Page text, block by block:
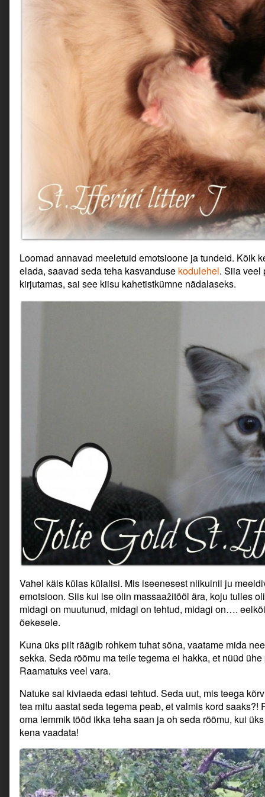
Loomad annavad meeletuid emotsioone ja tundeid. Kõik
elada, saavad seda teha kasvanduse kodulehel. Siia veel
kirjutamas, sai see kiisu kahetistkümne nädalaseks.
Vahel käis külas külalisi. Mis iseenesest niikuinii ju
emotsioon. Siis kui ise olin massaažitööl ära, koju tulles
midagi on muutunud, midagi on tehtud, midagi on….
õekesele.
Kuna üks pilt räägib rohkem tuhat sõna, vaatame mida
sekka. Seda rõõmu ma teile tegema ei hakka, et nüüd
Raamatuks veel vara.
Natuke sai kiviaeda edasi tehtud. Seda uut, mis teega
tea mitu aastat seda tegema peab, et valmis kord saaks?!
oma lemmik tööd ikka teha saan ja oh seda rõõmu, kui
kena vaadata!